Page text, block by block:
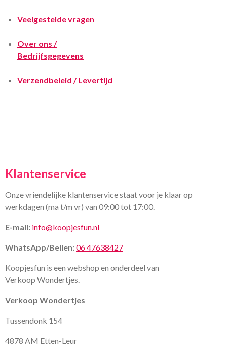
Veelgestelde vragen
Over ons /
Bedrijfsgegevens
Verzendbeleid / Levertijd
Klantenservice
Onze vriendelijke klantenservice staat voor je klaar op
werkdagen (ma t/m vr) van 09:00 tot 17:00.
E-mail: info@koopjesfun.nl
WhatsApp/Bellen:06 47638427
Koopjesfun is een webshop en onderdeel van
Verkoop Wondertjes.
Verkoop Wondertjes
Tussendonk 154
4878 AM Etten-Leur